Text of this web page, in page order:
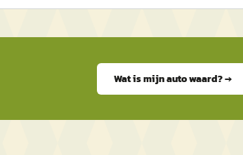
Wat is mijn auto waard? →